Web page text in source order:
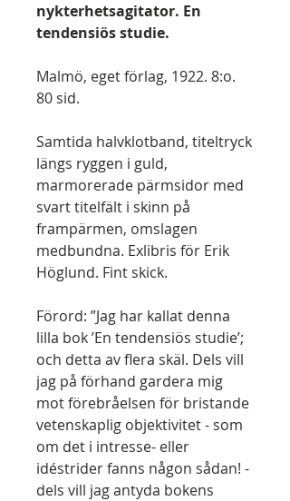
nykterhetsagitator. En
tendensiös studie.
Malmö, eget förlag, 1922. 8:o.
80 sid.
Samtida halvklotband, titeltryck
längs ryggen i guld,
marmorerade pärmsidor med
svart titelfält i skinn på
frampärmen, omslagen
medbundna. Exlibris för Erik
Höglund. Fint skick.
Förord: ”Jag har kallat denna
lilla bok ’En tendensiös studie’;
och detta av flera skäl. Dels vill
jag på förhand gardera mig
mot förebråelsen för bristande
vetenskaplig objektivitet - som
om det i intresse- eller
idéstrider fanns någon sådan! -
dels vill jag antyda bokens